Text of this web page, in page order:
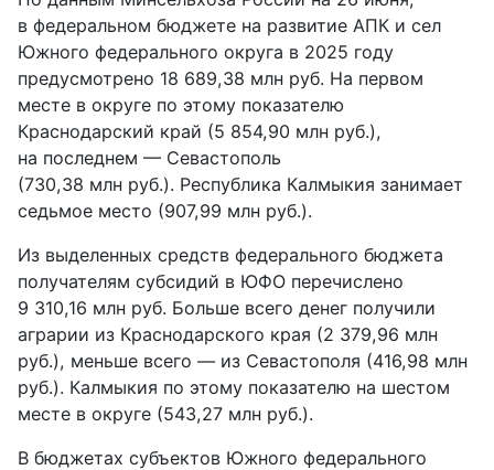
в федеральном бюджете на развитие АПК и сел
Южного федерального округа в 2025 году
предусмотрено 18 689,38 млн руб. На первом
месте в округе по этому показателю
Краснодарский край (5 854,90 млн руб.),
на последнем — Севастополь
(730,38 млн руб.). Республика Калмыкия занимает
седьмое место (907,99 млн руб.).
Из выделенных средств федерального бюджета
получателям субсидий в ЮФО перечислено
9 310,16 млн руб. Больше всего денег получили
аграрии из Краснодарского края (2 379,96 млн
руб.), меньше всего — из Севастополя (416,98 млн
руб.). Калмыкия по этому показателю на шестом
месте в округе (543,27 млн руб.).
В бюджетах субъектов Южного федерального